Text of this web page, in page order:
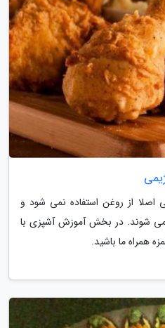
از روغن استفاده نمی شود و
شوند. در بخش آموزش آشپزی با
همراه ما باشید.